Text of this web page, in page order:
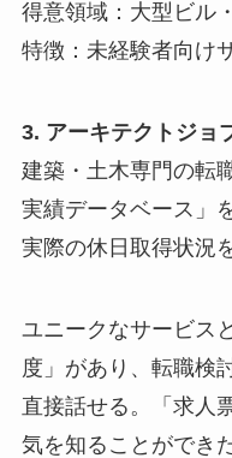
得意領域：大型ビル
特徴：未経験者向け
3. アーキテクトジョ
建築・土木専門の転
実績データベース」
実際の休日取得状況
ユニークなサービス
度」があり、転職検
直接話せる。「求人
気を知ることができ